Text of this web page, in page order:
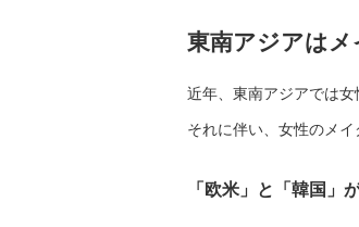
東南アジアは
近年、東南アジアでは女
それに伴い、女性のメ
「欧米」と「韓国」